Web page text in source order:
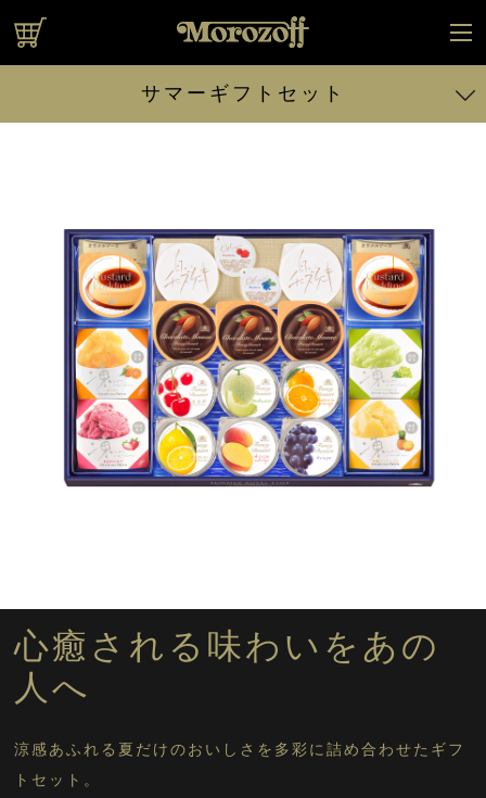
サマーギフトセット
サマーロイヤルタイム 20個入
スイートサプライズ 130g、14個入
スイートサプライズ 130g、20個入
スイートサプライズ 130g、22個入
スイートサプライズ 180g、29個入
ティーブレイク 32個入
ティーブレイク 54個入
心癒される味わいをあの
人へ
涼感あふれる夏だけのおいしさを多彩に詰め合わせたギフ
トセット。